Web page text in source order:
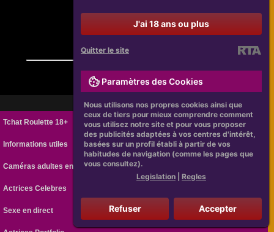
Tchat Roulette 18+
Informations utiles
Caméras adultes en ligne
Actrices Celebres
Sexe en direct
J'ai 18 ans ou plus
Quitter le site
Paramètres des Cookies
Nous utilisons nos propres cookies ainsi que
ceux de tiers pour mieux comprendre comment
vous utilisez notre site et pour vous proposer
des publicités adaptées à vos centres d'intérêt,
basées sur un profil établi à partir de vos
habitudes de navigation (comme les pages que
vous consultez).
Legislation
Regles
Refuser Accepter